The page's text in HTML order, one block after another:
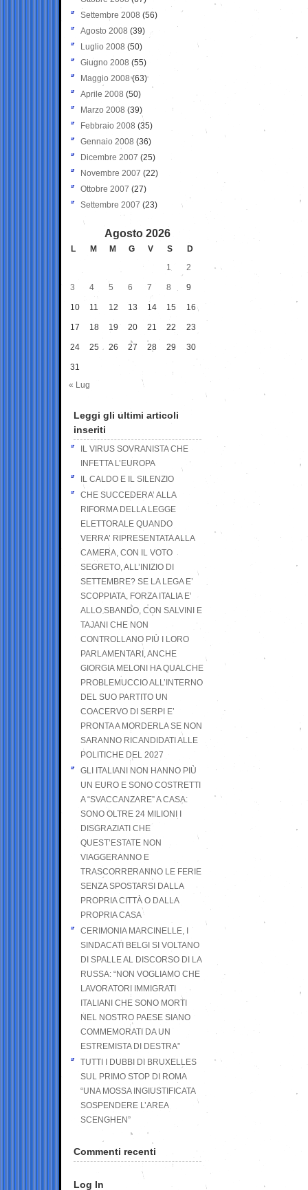
Settembre 2008 (56)
Agosto 2008 (39)
Luglio 2008 (50)
Giugno 2008 (55)
Maggio 2008(63)
Aprile 2008 (50)
Marzo 2008 (39)
Febbraio 2008 (35)
Gennaio 2008 (36)
Dicembre 2007 (25)
Novembre 2007 (22)
Ottobre 2007 (27)
Settembre 2007 (23)
Agosto 2026
L M M G V S
D
1
2
3 4 5 6 7 8 9
10 11 12 13 14 15 16
17 18 19 20 21 22 23
24 25 26 27 28 29 30
31
« Lug
Leggi gli ultimi articoli
inseriti
IL VIRUS SOVRANISTA CHE
INFETTA L’EUROPA
IL CALDO E IL SILENZIO
CHE SUCCEDERA’ ALLA
RIFORMA DELLA LEGGE
ELETTORALE QUANDO
VERRA’ RIPRESENTATA ALLA
CAMERA, CON IL VOTO
SEGRETO, ALL’INIZIO DI
SETTEMBRE? SE LA LEGA E’
SCOPPIATA, FORZA ITALIA E’
ALLO SBANDO, CON SALVINI E
TAJANI CHE NON
CONTROLLANO PIÙ I LORO
PARLAMENTARI, ANCHE
GIORGIA MELONI HA QUALCHE
PROBLEMUCCIO ALL’INTERNO
DEL SUO PARTITO UN
COACERVO DI SERPI E’
PRONTA A MORDERLA SE NON
SARANNO RICANDIDATI ALLE
POLITICHE DEL 2027
GLI ITALIANI NON HANNO PIÙ
UN EURO E SONO COSTRETTI
A “SVACCANZARE” A CASA:
SONO OLTRE 24 MILIONI I
DISGRAZIATI CHE
QUEST’ESTATE NON
VIAGGERANNO E
TRASCORRERANNO LE FERIE
SENZA SPOSTARSI DALLA
PROPRIA CITTÀ O DALLA
PROPRIA CASA
CERIMONIA MARCINELLE, I
SINDACATI BELGI SI VOLTANO
DI SPALLE AL DISCORSO DI LA
RUSSA: “NON VOGLIAMO CHE
LAVORATORI IMMIGRATI
ITALIANI CHE SONO MORTI
NEL NOSTRO PAESE SIANO
COMMEMORATI DA UN
ESTREMISTA DI DESTRA”
TUTTI I DUBBI DI BRUXELLES
SUL PRIMO STOP DI ROMA
“UNA MOSSA INGIUSTIFICATA
SOSPENDERE L’AREA
SCENGHEN”
Commenti recenti
Log In